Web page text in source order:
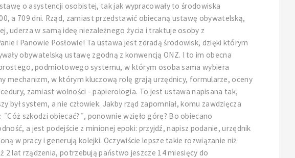
o asystencji osobistej, tak jak wypracowały to środowiska
a 709 dni. Rząd, zamiast przedstawić obiecaną ustawę obywatelską,
uderza w samą ideę niezależnego życia i traktuje osoby z
i Panowie Posłowie! Ta ustawa jest zdradą środowisk, dzięki którym
obywatelską ustawę zgodną z konwencją ONZ. I to im obecna
podmiotowego systemu, w którym osoba sama wybiera
mechanizm, w którym kluczową rolę grają urzędnicy, formularze, oceny
zamiast wolności - papierologia. To jest ustawa napisana tak,
system, a nie człowiek. Jakby rząd zapomniał, komu zawdzięcza
szkodzi obiecać?˝, ponownie wzięło górę? Bo obiecano
a jest podejście z minionej epoki: przyjdź, napisz podanie, urzędnik
w pracy i generują kolejki. Oczywiście lepsze takie rozwiązanie niż
2 lat rządzenia, potrzebują państwo jeszcze 14 miesięcy do